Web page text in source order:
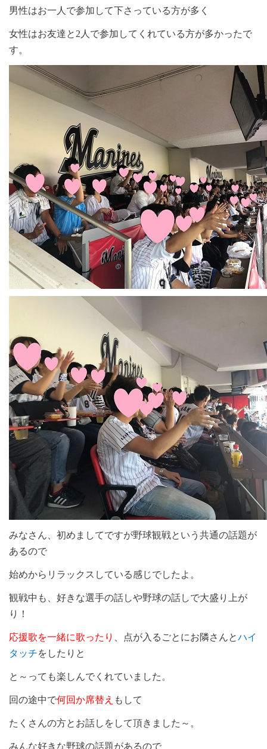
男性はお一人で参加して下さっている方が多く
女性はお友達と 2 人で参加してくれている方が多かったで
す。
みなさん、初めましてですが野球観戦という 共通の話題が
あるので
始めからリラックスしている感じでしたよ。
観戦中も、好きな選手の話しや野球の話しで大盛り上が
り！
応援歌を一緒に歌ったり 、点が入るごとにお隣さんとハイ
タッチをしたりと
と～っても楽しんでくれていました。
回の途中で何回か席替え もして
たくさんの方とお話しをして頂きました～。
みんな好きな野球の話題があるので